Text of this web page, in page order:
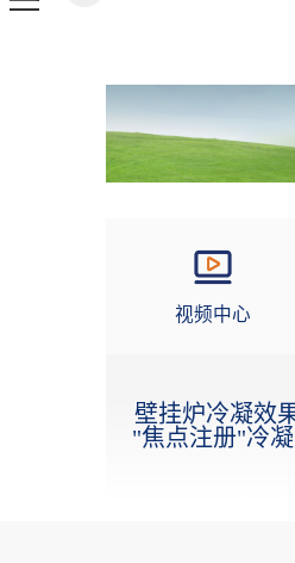
视频中心
壁挂炉冷凝效
"焦点注册"冷